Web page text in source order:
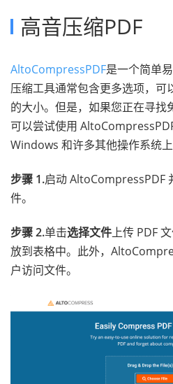
高音压缩PDF
AltoCompressPDF是一个简单
压缩工具通常包含更多选项，可
的大小。但是，如果您正在寻找
可以尝试使用
Windows 和许多其他操作系统上
步骤 1.启动 AltoCompressPDF
件。
步骤 2.单击选择文件上传 PDF
放到表格中。此外，
户访问文件。